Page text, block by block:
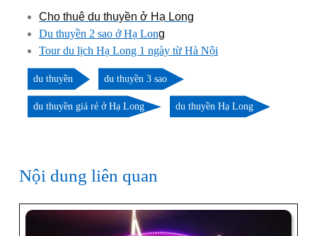
Cho thuê du thuyền ở Hạ Long
Du thuyền 2 sao ở Hạ Long
Tour du lịch Hạ Long 1 ngày từ Hà Nội
du thuyền du thuyền 3 sao
du thuyền giá rẻ ở Hạ Long du thuyền Hạ Long
Nội dung liên quan